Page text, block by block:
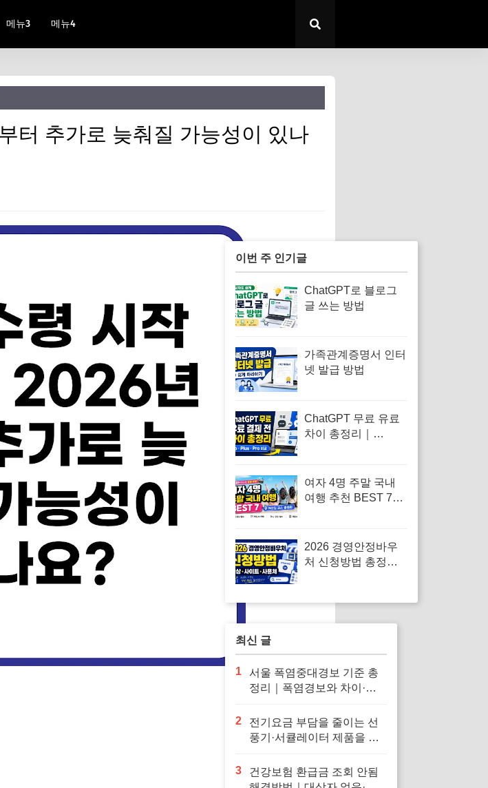
메뉴3 메뉴4
터 추가로 늦춰질 가능성이 있나
이번 주 인기글
ChatGPT로 블로그
글 쓰는 방법
가족관계증명서 인터
넷 발급 방법
ChatGPT 무료 유료
차이 총정리｜
여자 4명 주말 국내
여행 추천 BEST 7｜
2026 경영안정바우
처 신청방법 총정리
최신 글
1
서울 폭염중대경보 기준 총
정리｜폭염경보와 차이·행
2
전기요금 부담을 줄이는 선
풍기·서큘레이터 제품을 확
3
건강보험 환급금 조회 안됨